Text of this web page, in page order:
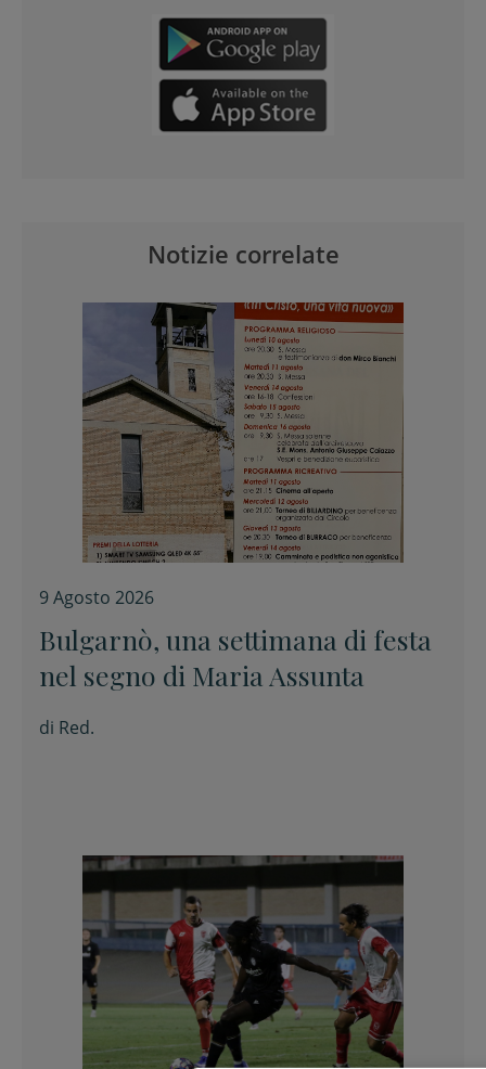
Notizie correlate
9 Agosto 2026
Bulgarnò, una settimana di festa
nel segno di Maria Assunta
di Red.